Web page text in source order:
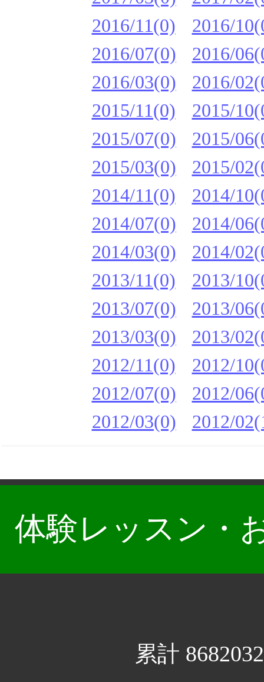
2016/11(0)
2016/
2016/07(0)
2016/
2016/03(0)
2016/
2015/11(0)
2015/
2015/07(0)
2015/
2015/03(0)
2015/
2014/11(0)
2014/
2014/07(0)
2014/
2014/03(0)
2014/
2013/11(0)
2013/
2013/07(0)
2013/
2013/03(0)
2013/
2012/11(0)
2012/
2012/07(0)
2012/
2012/03(0)
2012/
体験レッスン・
累計